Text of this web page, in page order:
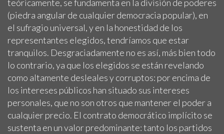
teóricamente, se fundamenta en la división de poderes
(piedra angular de cualquier democracia popular), en
el sufragio universal, y en la honestidad de los
representantes elegidos, tendríamos que estar
tranquilos. Desgraciadamente no es así, más bien todo
lo contrario, ya que los elegidos se están revelando
como altamente desleales y corruptos: por encima de
los intereses públicos han situado sus intereses
personales, que no son otros que mantener el poder a
cualquier precio. El contrato democrático implícito se
sustenta en un valor predominante: tanto los partidos